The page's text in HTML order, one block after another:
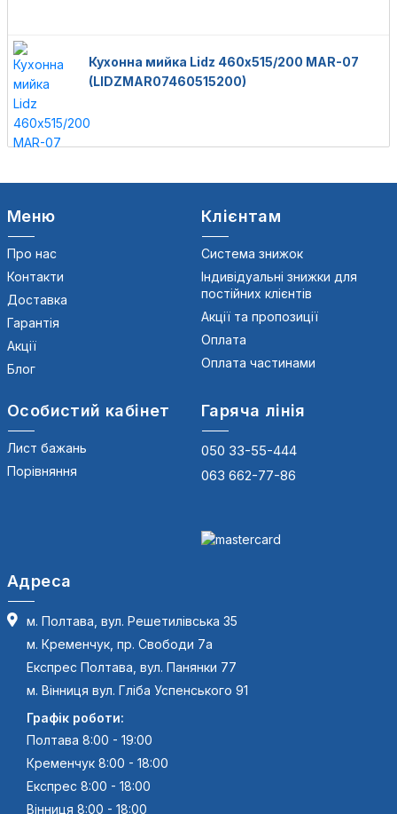
Кухонна мийка Lidz 460х515/200 MAR-07
(LIDZMAR07460515200)
Меню
Про нас
Контакти
Доставка
Гарантія
Акції
Блог
Клієнтам
Система знижок
Індивідуальні знижки для
постійних клієнтів
Акції та пропозиції
Оплата
Оплата частинами
Особистий кабінет
Лист бажань
Порівняння
Гаряча лінія
050 33-55-444
063 662-77-86
Адреса
м. Полтава, вул. Решетилівська 35
м. Кременчук, пр. Свободи 7а
Експрес Полтава, вул. Панянки 77
м. Вінниця вул. Гліба Успенського 91
Графік роботи:
Полтава 8:00 - 19:00
Кременчук 8:00 - 18:00
Експрес 8:00 - 18:00
Вінниця 8:00 - 18:00